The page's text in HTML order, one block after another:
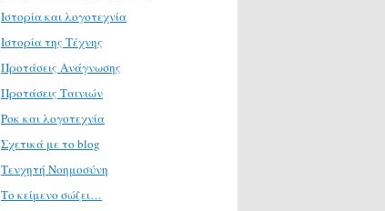
Ιστορία και λογοτεχνία
Ιστορία της Τέχνης
Προτάσεις Ανάγνωσης
Προτάσεις Ταινιών
Ροκ και λογοτεχνία
Σχετικά με το blog
Τενχητή Νοημοσύνη
Το κείμενο σώζει…